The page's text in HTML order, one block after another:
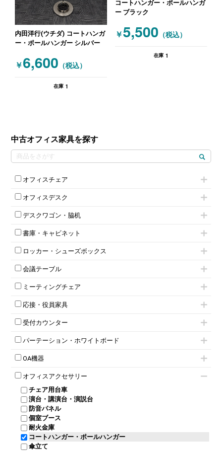
中古オフィス家具を探す
オフィスチェア
肘付きチェア
肘無しチェア
役員チェア
オフィスチェアその他
オフィスデスク
片袖机
フリーアドレスデスク（ベンチデスク）
昇降デスク
両袖机
デスクワゴン・脇机
インワゴン2段
インワゴン3段
脇机
書庫・キャビネット
ハイキャビネット
ローキャビネット
両開きキャビネット
上下連結キャビネット
軽量ラック（スチールラック）
収納家具その他
両開書庫
ラテラル書庫
ロッカー・シューズボックス
1人用ロッカー
2人用ロッカー
3人用ロッカー
5人用ロッカー
8人用ロッカー
多人数ロッカー
ダイヤル錠ロッカー
ダイヤル錠ロッカー
シューズロッカー・下駄箱
ワードローブ・クローゼット
ロッカーその他
会議テーブル
ミーティングテーブル
スタッキングテーブル
ネスティングテーブル
カウンターテーブル
T字脚テーブル
会議テーブルW1200～
会議テーブルW1800～
折りたたみ会議テーブル
平行スタックテーブル
ハイテーブル
会議テーブルその他
ミーティングチェア
キャスター付きミーティングチェア
スタッキングミーティングチェア
テーブル付きミーティングチェア
折りたたみミーティングチェア
ハイチェア
ミーティングチェアその他
応接・役員家具
応接セット
応接ソファ
応接チェア
応接・役員家具その他
受付カウンター
ハイカウンター
ローカウンター
ラウンジカウンター
パーテーション・ホワイトボード
パーテーション
自立タイプパーテーション
パーテーションその他
壁掛けホワイトボード
スケジュールボード・行動予定表
ホワイトボードその他
OA機器
電話機（ビジネスフォン）
シュレッダー
プロジェクター
スクリーン
液晶モニター・ディスプレイ
プリンター・コピー機
その他OA機器
オフィスアクセサリー
チェア用台車
演台・講演台・演説台
防音パネル
個室ブース
耐火金庫
コートハンガー・ポールハンガー
傘立て
内田洋行(ウチダ) コートハンガ
ー・ポールハンガー シルバー
￥6,600 （税込）
在庫 1
コートハンガー・ポールハンガ
ー ブラック
￥5,500 （税込）
在庫 1